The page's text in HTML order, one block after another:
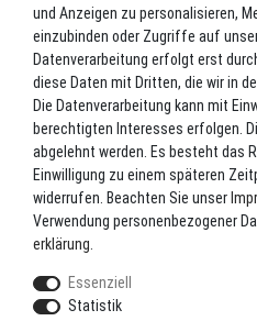
Versand
Blog
TOP-KATEGORIEN
Angel-Rollen
Angel-Zubehör
Bekleidung
Camping
Markenshop
und Anzeigen zu personalisieren,
einzubinden oder Zugriffe auf
Datenverarbeitung erfolgt erst
diese Daten mit Dritten, die wir in
Die Datenverarbeitung kann mit
berechtigten Interesses erfolgen.
abgelehnt werden. Es besteht das
Einwilligung zu einem späteren
widerrufen. Beachten Sie unser
Verwendung personenbezogener
erklärung
Essenziell
Statistik